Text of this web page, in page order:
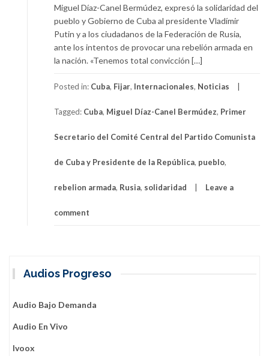
Miguel Díaz-Canel Bermúdez, expresó la solidaridad del
pueblo y Gobierno de Cuba al presidente Vladímir
Putin y a los ciudadanos de la Federación de Rusia,
ante los intentos de provocar una rebelión armada en
la nación. «Tenemos total convicción […]
Posted in: Cuba, Fijar, Internacionales, Noticias
Tagged: Cuba, Miguel Díaz-Canel Bermúdez, Primer
Secretario del Comité Central del Partido Comunista
de Cuba y Presidente de la República, pueblo,
rebelion armada, Rusia, solidaridad Leave a
comment
Audios Progreso
Audio Bajo Demanda
Audio En Vivo
Ivoox